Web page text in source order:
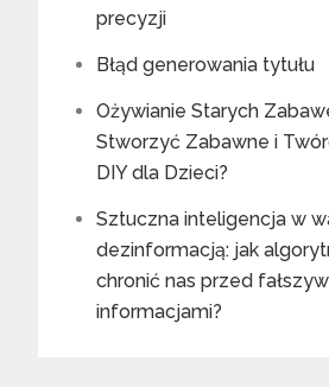
precyzji
Błąd generowania tytułu
Ożywianie Starych
Stworzyć Zabawne i
DIY dla Dzieci?
Sztuczna inteligencja w
dezinformacją: jak
chronić nas przed
informacjami?